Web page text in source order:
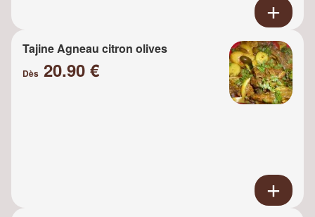
Tajine Agneau citron olives
Dès 20.90 €